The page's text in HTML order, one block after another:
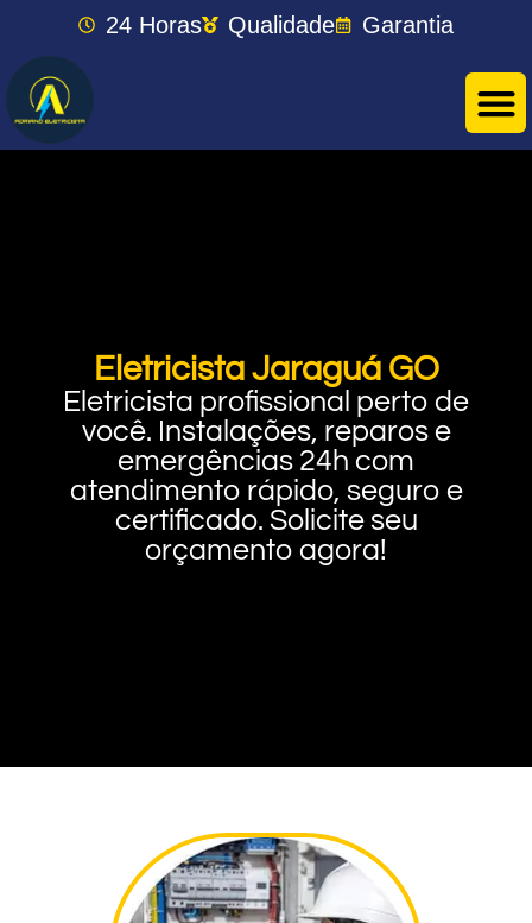
24 Horas Qualidade Garantia
Eletricista Jaraguá GO
Eletricista profissional perto de
você. Instalações, reparos e
emergências 24h com
atendimento rápido, seguro e
certificado. Solicite seu
orçamento agora!